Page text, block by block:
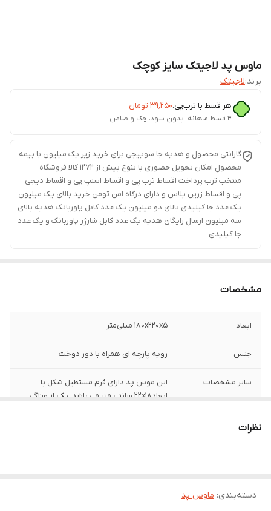
ماوس پد لاجیتک سایز کوچک
برند:لاجیتک
هر قسط با ترب‌پی:۳۹٬۲۵۰ تومان
۴ قسط ماهانه. بدون سود، چک و ضامن.
گارانتی محصول و هدیه جا سوییچی برای خرید زیر یک میلیون با بیمه
محصول امکان تحویل حضوری با تنوع بیش از 1272 کالا فروشگاه
منتخب ترب پرداخت اقساط ترب پی و اقساط اسنپ پی و اقساط دیجی
پی و اقساط زرین پلاس و دارای درگاه امن تومن خرید بالای یک میلیون
یک عدد جا کیلیدی بالای دو میلیون یک عدد کابل پاوربانک هدیه بالای
سه میلیون ارسال رایگان هدیه یک عدد کابل شارژر پاوربانک و یک عدد
جا کیلیدی
مشخصات
ابعاد 180x220x5 میلی‌متر
جنس رویه پارچه ای همراه با دور دوخت
سایر مشخصات
این موس پد دارای فرم مستطیل شکل با
ابعاد22x18 سانتی متر می باشد. یکی از ویژگی
نظرات
دسته‌بندی: ماوس پد